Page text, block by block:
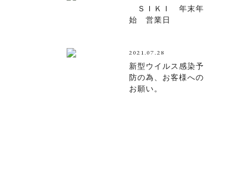
ＳＩＫＩ 年末年
始 営業日
2021.07.28
新型ウイルス感染予
防の為、お客様への
お願い。